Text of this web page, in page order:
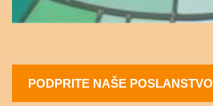
PODPRITE NAŠE POSLANSTVO